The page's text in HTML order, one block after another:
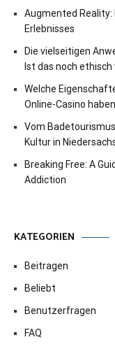
Augmented Reality:
Erlebnisses
Die vielseitigen
Ist das noch
Welche
Online-Casino haben
Vom
Kultur in
Breaking Free: A
Addiction
KATEGORIEN
Beitragen
Beliebt
Benutzerfragen
FAQ